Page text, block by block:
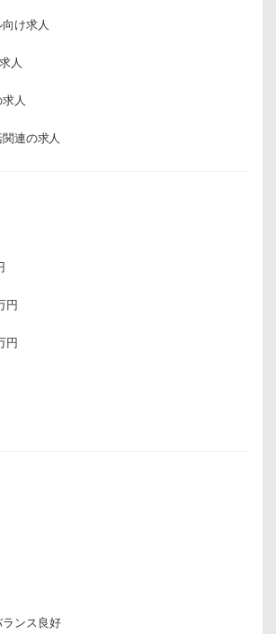
け求人
人
人
連の求人
円
円
ンス良好